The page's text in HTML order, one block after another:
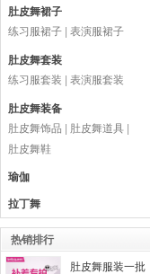
肚皮舞裙子
练习服裙子
表演服裙子
肚皮舞套装
练习服套装
表演服套装
肚皮舞装备
肚皮舞饰品
肚皮舞道具
肚皮舞鞋
瑜伽
拉丁舞
热销排行
肚皮舞服装一批